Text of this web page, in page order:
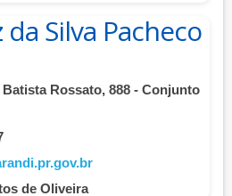
Silva Pacheco
Rossato, 888 - Conjunto
de Oliveira